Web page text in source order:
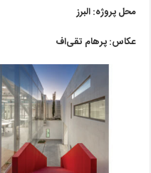
محل پروژه: البرز
عکاس: پرهام تقی‌اف